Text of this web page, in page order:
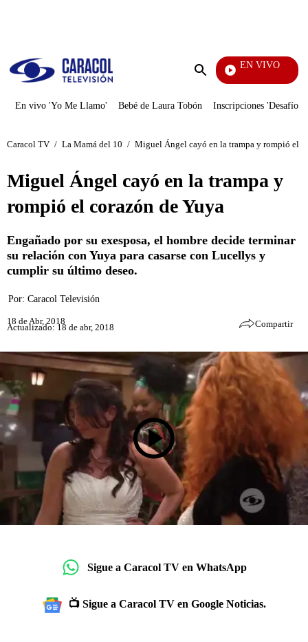
Enviar
EN VIVO
También Caerás
En vivo 'Yo Me Llamo' Bebé de Laura Tobón Inscripciones 'Desafío'
Caracol TV / La Mamá del 10 / Miguel Ángel cayó en la trampa y rompió el
Miguel Ángel cayó en la trampa y
rompió el corazón de Yuya
Engañado por su exesposa, el hombre decide terminar
su relación con Yuya para casarse con Lucellys y
cumplir su último deseo.
Por: Caracol Televisión
18 de Abr, 2018
Actualizado: 18 de abr, 2018 Compartir
Sigue a Caracol TV en WhatsApp
📺 Sigue a Caracol TV en Google Noticias.